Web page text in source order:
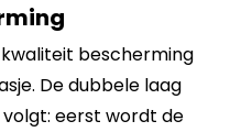
bescherming
De dubbele laag
eerst wordt de